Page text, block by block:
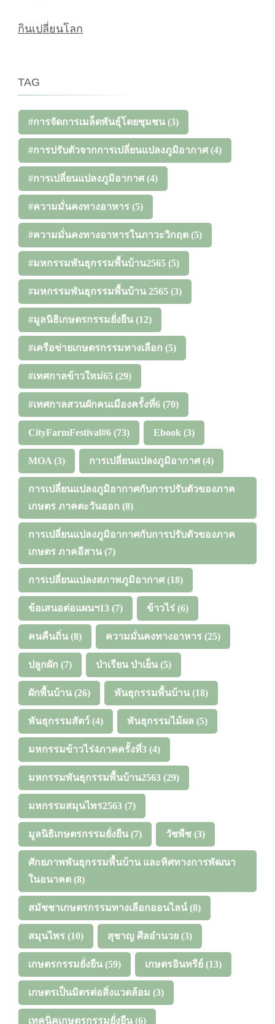
กินเปลี่ยนโลก
TAG
#การจัดการเมล็ดพันธุ์โดยชุมชน (3)
#การปรับตัวจากการเปลี่ยนแปลงภูมิอากาศ(4)
#การเปลี่ยนแปลงภูมิอากาศ(4)
#ความมั่นคงทางอาหาร (5)
#ความมั่นคงทางอาหารในภาวะวิกฤต (5)
#มหกรรมพันธุกรรมพื้นบ้าน2565 (5)
#มหกรรมพันธุกรรมพื้นบ้าน 2565 (3)
#มูลนิธิเกษตรกรรมยั่งยืน (12)
#เครือข่ายเกษตรกรรมทางเลือก (5)
#เทศกาลข้าวใหม่65 (29)
#เทศกาลสวนผักคนเมืองครั้งที่6 (70)
CityFarmFestival#6 (73) Ebook (3)
MOA (3) การเปลี่ยนแปลงภูมิอากาศ(4)
การเปลี่ยนแปลงภูมิอากาศกับการปรับตัวของภาค
เกษตร ภาคตะวันออก (8)
การเปลี่ยนแปลงภูมิอากาศกับการปรับตัวของภาค
เกษตร ภาคอีสาน (7)
การเปลี่ยนแปลงสภาพภูมิอากาศ(18)
ข้อเสนอต่อแผนฯ13 (7) ข้าวไร่ (6)
คนคืนถิ่น (8) ความมั่นคงทางอาหาร (25)
ปลูกผัก (7) ป่าเรียน ป่าเย็น (5)
ผักพื้นบ้าน (26) พันธุกรรมพื้นบ้าน (18)
พันธุกรรมสัตว์ (4) พันธุกรรมไม้ผล (5)
มหกรรมข้าวไร่4ภาคครั้งที่3 (4)
มหกรรมพันธุกรรมพื้นบ้าน2563 (29)
มหกรรมสมุนไพร2563 (7)
มูลนิธิเกษตรกรรมยั่งยืน (7) วัชพืช (3)
ศักยภาพพันธุกรรมพื้นบ้าน และทิศทางการพัฒนา
ในอนาคต (8)
สมัชชาเกษตรกรรมทางเลือกออนไลน์ (8)
สมุนไพร (10) สุชาญ ศีลอำนวย (3)
เกษตรกรรมยั่งยืน (59) เกษตรอินทรีย์ (13)
เกษตรเป็นมิตรต่อสิ่งแวดล้อม (3)
เทคนิคเกษตรกรรมยั่งยืน (6)